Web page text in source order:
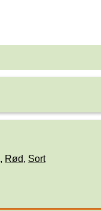
, Rød, Sort